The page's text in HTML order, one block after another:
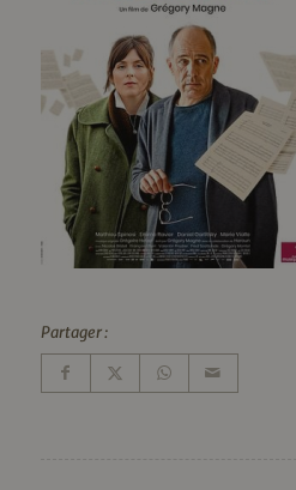
Partager :